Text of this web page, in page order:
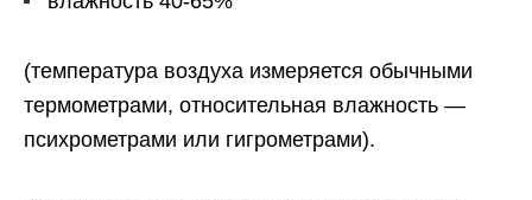
(температура воздуха измеряется обычными
термометрами, относительная влажность —
психрометрами или гигрометрами).